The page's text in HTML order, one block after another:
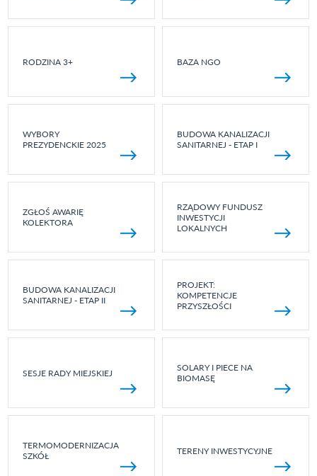
RODZINA 3+ BAZA NGO
WYBORY
PREZYDENCKIE 2025
BUDOWA KANALIZACJI
SANITARNEJ - ETAP I
ZGŁOŚ AWARIĘ
KOLEKTORA
RZĄDOWY FUNDUSZ
INWESTYCJI
LOKALNYCH
BUDOWA KANALIZACJI
SANITARNEJ - ETAP II
PROJEKT:
KOMPETENCJE
PRZYSZŁOŚCI
SESJE RADY MIEJSKIEJ
SOLARY I PIECE NA
BIOMASĘ
TERMOMODERNIZACJA
SZKÓŁ
TERENY INWESTYCYJNE